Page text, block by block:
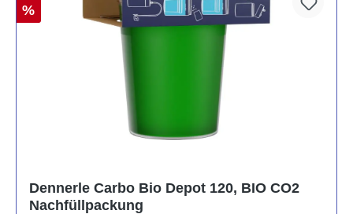
%
Dennerle Carbo Bio Depot 120, BIO CO2
Nachfüllpackung